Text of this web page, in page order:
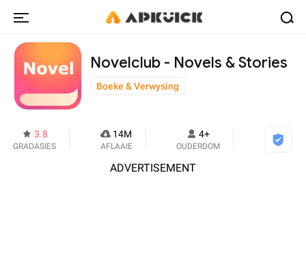
Novelclub - Novels & Stories
Boeke & Verwysing
3.8
GRADASIES
14M
AFLAAIE
4+
OUDERDOM
ADVERTISEMENT